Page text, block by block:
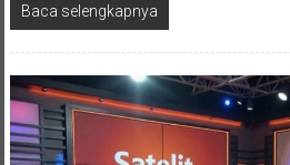
Baca selengkapnya